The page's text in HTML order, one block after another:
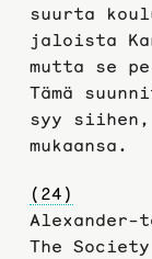
suurta
jaloista
mutta se
Tämä
syy
mukaansa.
(24)
The